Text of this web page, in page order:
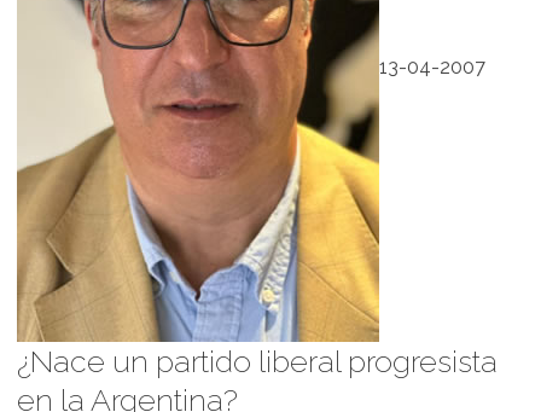
13-04-2007
¿Nace un partido liberal progresista
en la Argentina?